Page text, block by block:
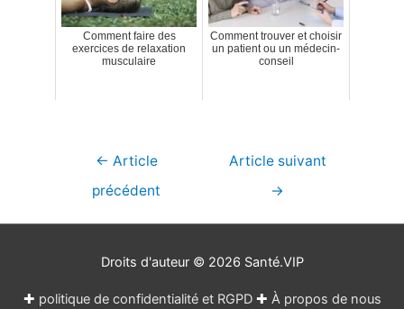
Comment faire des
exercices de relaxation
musculaire
Comment trouver et choisir
un patient ou un médecin-
conseil
Navigation
← Article
précédent
Article suivant
→
Droits d'auteur © 2026 Santé.VIP
✚ politique de confidentialité et RGPD✚ À propos de nous